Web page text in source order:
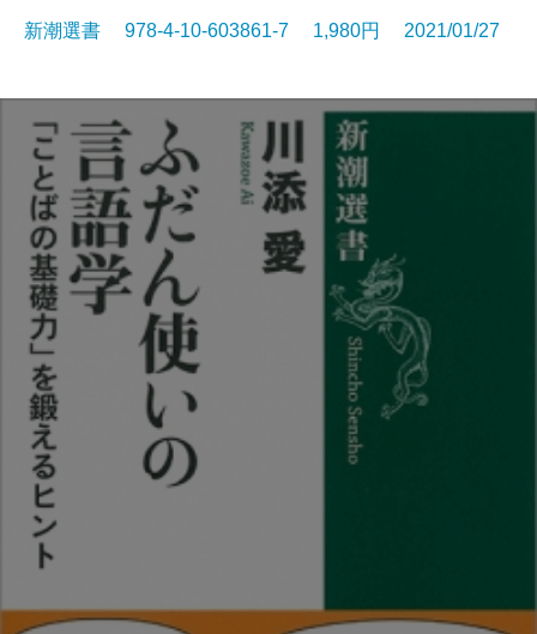
新潮選書 978-4-10-603861-7 1,980円 2021/01/27